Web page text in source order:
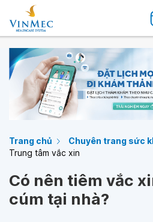
Trang chủ
Chuyên trang sức
Trung tâm vắc xin
Có nên tiêm vắc
cúm tại nhà?